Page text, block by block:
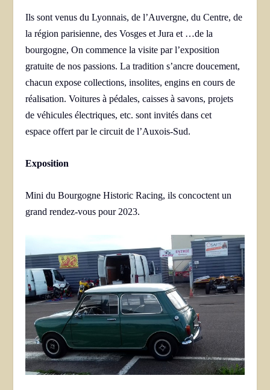
Ils sont venus du Lyonnais, de l’Auvergne, du Centre, de
la région parisienne, des Vosges et Jura et …de la
bourgogne, On commence la visite par l’exposition
gratuite de nos passions. La tradition s’ancre doucement,
chacun expose collections, insolites, engins en cours de
réalisation. Voitures à pédales, caisses à savons, projets
de véhicules électriques, etc. sont invités dans cet
espace offert par le circuit de l’Auxois-Sud.
Exposition
Mini du Bourgogne Historic Racing, ils concoctent un
grand rendez-vous pour 2023.